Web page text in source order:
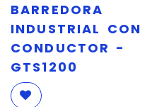
BARREDORA
INDUSTRIAL CON
CONDUCTOR -
GTS1200